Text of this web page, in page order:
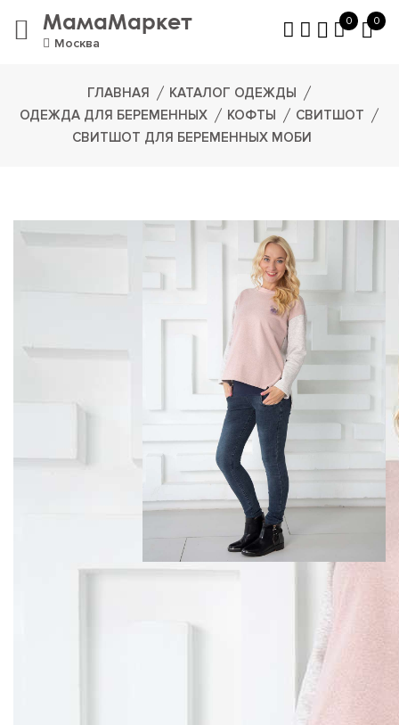
МамаМаркет
Москва
0 0
ГЛАВНАЯ
КАТАЛОГ ОДЕЖДЫ
ОДЕЖДА ДЛЯ БЕРЕМЕННЫХ
КОФТЫ
СВИТШОТ
СВИТШОТ ДЛЯ БЕРЕМЕННЫХ МОБИ